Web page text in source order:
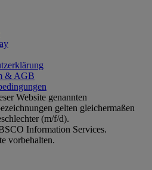
& AGB
Website genannten
gelten gleichermaßen
(m/f/d).
Information Services.
vorbehalten.